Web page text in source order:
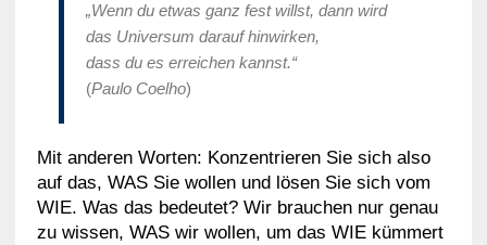
„Wenn du etwas ganz fest willst, dann wird
das Universum darauf hinwirken,
dass du es erreichen kannst.“
(Paulo Coelho)
Mit anderen Worten: Konzentrieren Sie sich also
auf das, WAS Sie wollen und lösen Sie sich vom
WIE. Was das bedeutet? Wir brauchen nur genau
zu wissen, WAS wir wollen, um das WIE kümmert